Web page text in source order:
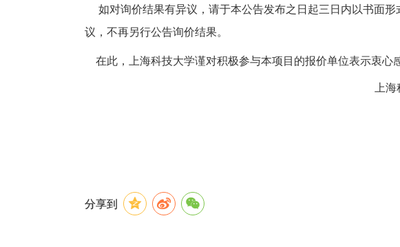
如对询价结果有异议，请于本公告发布之日起三日内 以书面
议 ，不再另行公告询价结果。
在此，上海科技大学谨对积极参与本项目的报价单位表示衷心
上海
分享到